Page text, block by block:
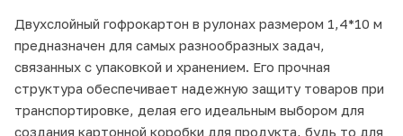
Двухслойный гофрокартон в рулонах размером 1,4*10 м
предназначен для самых разнообразных задач,
связанных с упаковкой и хранением. Его прочная
структура обеспечивает надежную защиту товаров при
транспортировке, делая его идеальным выбором для
создания картонной коробки для продукта, будь то для